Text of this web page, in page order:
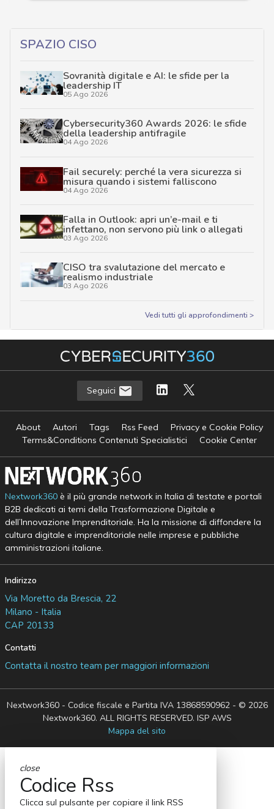
SPAZIO CISO
Sovranità digitale e AI: le sfide per la
leadership IT
05 Ago 2026
Cybersecurity360 Awards 2026: le sfide
della leadership antifragile
04 Ago 2026
Fail securely: perché la vera sicurezza si
misura quando i sistemi falliscono
04 Ago 2026
Falla in Outlook: apri un’e-mail e ti
infettano, non servono più link o allegati
03 Ago 2026
CISO tra svalutazione del mercato e
realismo industriale
03 Ago 2026
Vedi tutti gli approfondimenti >
Seguici
About Autori Tags Rss Feed
Privacy e Cookie Policy
Terms&Conditions Contenuti Specialistici
Cookie Center
Nextwork360è il più grande network in Italia di testate e portali
B2B dedicati ai temi della Trasformazione Digitale e
dell’Innovazione Imprenditoriale. Ha la missione di diffondere la
cultura digitale e imprenditoriale nelle imprese e pubbliche
amministrazioni italiane.
Indirizzo
Via Moretto da Brescia, 22
Milano - Italia
CAP 20133
Contatti
Contatta il nostro team per maggiori informazioni
Nextwork360 - Codice fiscale e Partita IVA 13868590962 - © 2026
Nextwork360. ALL RIGHTS RESERVED. ISP AWS
Mappa del sito
close
Codice Rss
Clicca sul pulsante per copiare il link RSS